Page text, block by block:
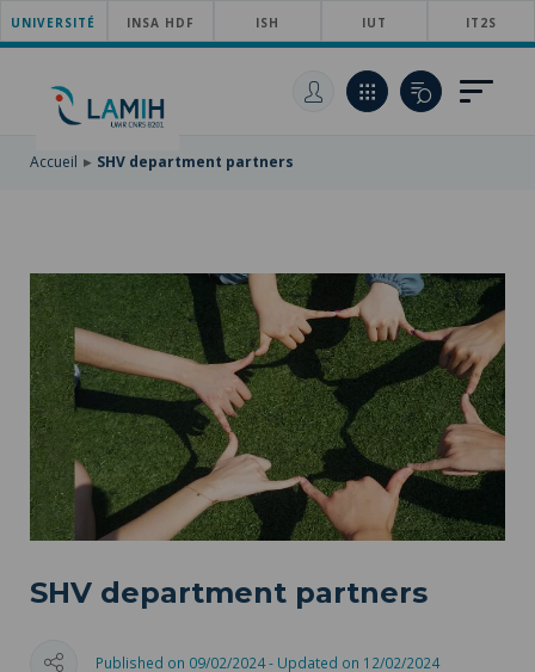
SKIP
TO
NAVIGATION
SKIP
MAIN
CONTENT
SKIP
UNIVERSITÉ INSA HDF ISH IUT IT2S
Accueil SHV department partners
SHV department partners
Published on 09/02/2024 - Updated on 12/02/2024